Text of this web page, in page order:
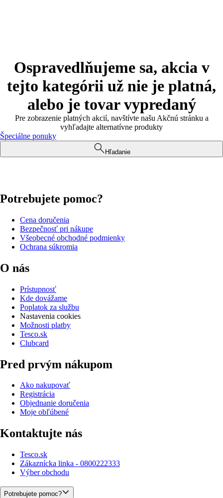
Ospravedlňujeme sa, akcia v
tejto kategórii už nie je platná,
alebo je tovar vypredaný
Pre zobrazenie platných akcií, navštívte našu Akčnú stránku a
vyhľadajte alternatívne produkty
Špeciálne ponuky
Hľadanie
Potrebujete pomoc?
Cena doručenia
Bezpečnosť pri nákupe
Všeobecné obchodné podmienky
Ochrana súkromia
O nás
Prístupnosť
Kde dovážame
Poplatok za službu
Nastavenia cookies
Možnosti platby
Tesco.sk
Clubcard
Pred prvým nákupom
Ako nakupovať
Registrácia
Objednanie doručenia
Moje obľúbené
Kontaktujte nás
Tesco.sk
Zákaznícka linka - 0800222333
Výber obchodu
Potrebujete pomoc?